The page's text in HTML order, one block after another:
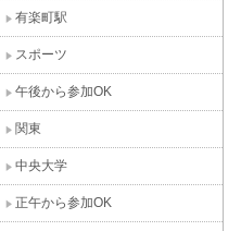
有楽町駅
スポーツ
午後から参加OK
関東
中央大学
正午から参加OK